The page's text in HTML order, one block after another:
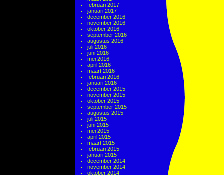
februari 2017
januari 2017
december 2016
november 2016
oktober 2016
september 2016
augustus 2016
juli 2016
juni 2016
mei 2016
april 2016
maart 2016
februari 2016
januari 2016
december 2015
november 2015
oktober 2015
september 2015
augustus 2015
juli 2015
juni 2015
mei 2015
april 2015
maart 2015
februari 2015
januari 2015
december 2014
november 2014
oktober 2014